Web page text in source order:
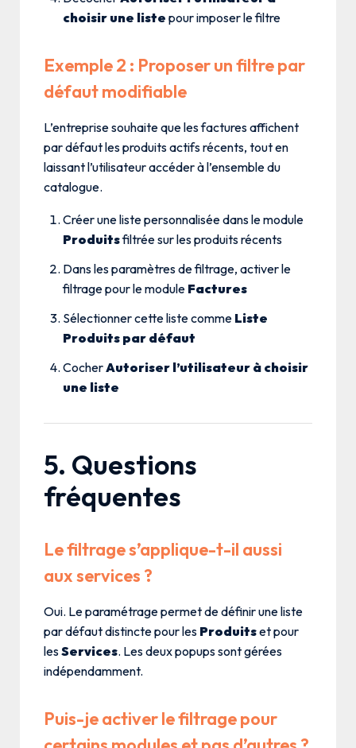
choisir une liste pour imposer le filtre
Exemple 2 : Proposer un filtre par
défaut modifiable
L’entreprise souhaite que les factures affichent
par défaut les produits actifs récents, tout en
laissant l’utilisateur accéder à l’ensemble du
catalogue.
Créer une liste personnalisée dans le module
Produitsfiltrée sur les produits récents
Dans les paramètres de filtrage, activer le
filtrage pour le module Factures
Sélectionner cette liste comme Liste
Produits par défaut
CocherAutoriser l’utilisateur à choisir
une liste
5. Questions
fréquentes
Le filtrage s’applique-t-il aussi
aux services ?
Oui. Le paramétrage permet de définir une liste
par défaut distincte pour les Produitset pour
lesServices. Les deux popups sont gérées
indépendamment.
Puis-je activer le filtrage pour